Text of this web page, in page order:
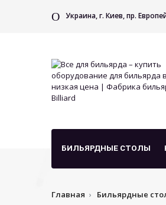
Украина, г. Киев, пр.
БИЛЬЯРДНЫЕ СТОЛЫ
Главная Бильярдные